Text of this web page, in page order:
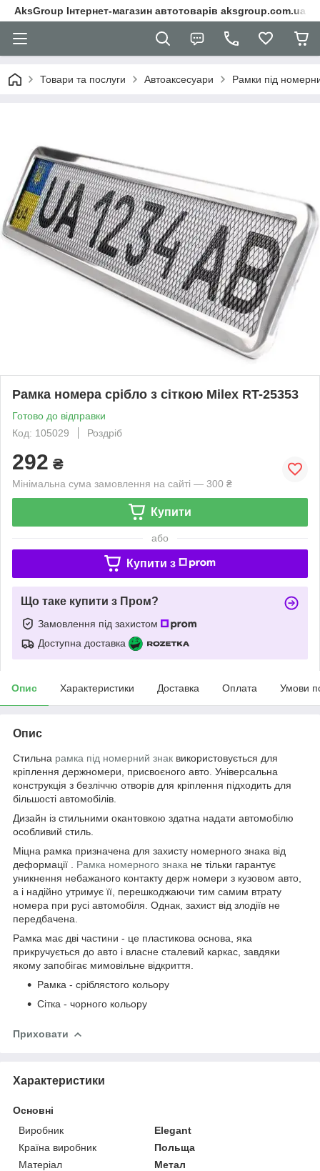
AksGroup Інтернет-магазин автотоварів aksgroup.com.ua
Товари та послуги Автоаксесуари Рамки під
Рамка номера срібло з сіткою Milex RT-25353
Готово до відправки
Код: 105029
Роздріб
292 ₴
Мінімальна сума замовлення на сайті — 300 ₴
Купити
або
Купити з
Що таке купити з Пром?
Замовлення під захистом
Доступна доставка
Опис Характеристики Доставка Оплата Умови
Опис
Стильна рамка під номерний знак використовується для
кріплення держномери, присвоєного авто. Універсальна
конструкція з безліччю отворів для кріплення підходить для
більшості автомобілів.
Дизайн із стильними окантовкою здатна надати автомобілю
особливий стиль.
Міцна рамка призначена для захисту номерного знака від
деформації . Рамка номерного знака не тільки гарантує
уникнення небажаного контакту держ номери з кузовом авто,
а і надійно утримує її, перешкоджаючи тим самим втрату
номера при русі автомобіля. Однак, захист від злодіїв не
передбачена.
Рамка має дві частини - це пластикова основа, яка
прикручується до авто і власне сталевий каркас, завдяки
якому запобігає мимовільне відкриття.
Рамка - сріблястого кольору
Сітка - чорного кольору
Приховати
Характеристики
Основні
Виробник
Elegant
Країна виробник
Польща
Матеріал
Метал